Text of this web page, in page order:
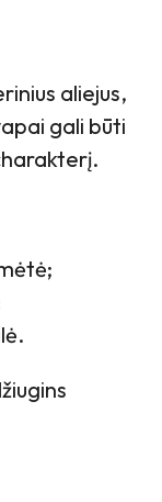
aliejus,
gali būti